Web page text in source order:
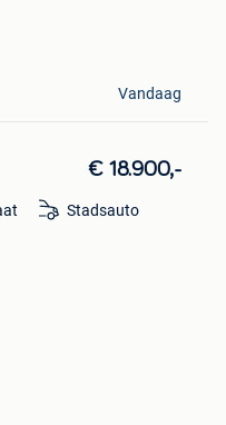
Vandaag
€ 18.900,-
Stadsauto